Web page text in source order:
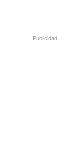
Publicidad